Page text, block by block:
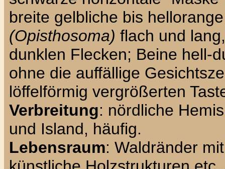
breite gelbliche bis
(Opisthosoma) flach und
dunklen Flecken; Beine hell-
ohne die auffällige
löffelförmig vergrößerten
Verbreitung: nördliche
und Island, häufig.
Lebensraum: Waldränder